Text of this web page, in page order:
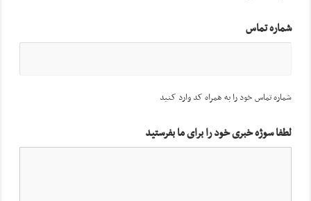
شماره تماس
شماره تماس خود را به همراه کد وارد کنید
لطفا سوژه خبری خود را برای ما بفرستید